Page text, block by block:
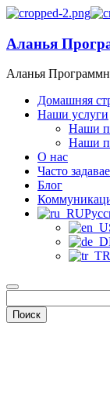
Аланья
Аланья
Домашняя
Наши услуги
Наши
Наши
О нас
Часто
Блог